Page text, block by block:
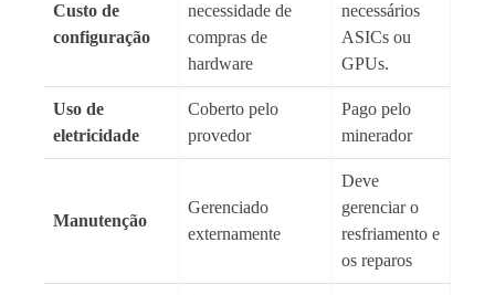
Custo de
configuração
necessidade de
compras de
hardware
necessários
ASICs ou
GPUs.
Uso de
eletricidade
Coberto pelo
provedor
Pago pelo
minerador
Manutenção
Gerenciado
externamente
Deve
gerenciar o
resfriamento e
os reparos